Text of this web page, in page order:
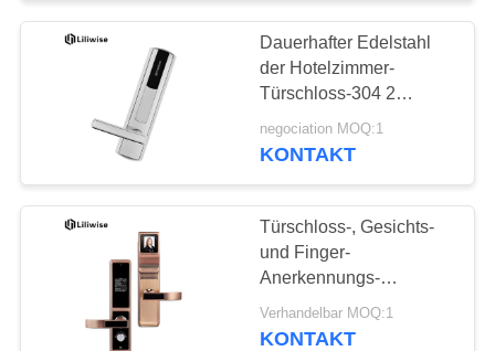
Code Türschloss
Dauerhafter Edelstahl
der Hotelzimmer-
Türschloss-304 2
Möglichkeiten, 285mm *
70mm zu entriegeln
negociation MOQ:1
KONTAKT
Türschloss-, Gesichts-
und Finger-
Anerkennungs-
Türschlösser Digital
elektronische Keyless
Verhandelbar MOQ:1
KONTAKT